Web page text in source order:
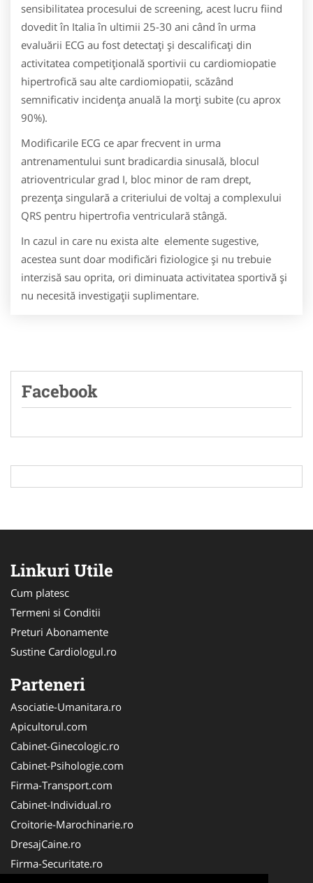
sensibilitatea procesului de screening, acest lucru fiind
dovedit în Italia în ultimii 25-30 ani când în urma
evaluării ECG au fost detectaţi şi descalificaţi din
activitatea competiţională sportivii cu cardiomiopatie
hipertrofică sau alte cardiomiopatii, scăzând
semnificativ incidenţa anuală la morţi subite (cu aprox
90%).
Modificarile ECG ce apar frecvent in urma
antrenamentului sunt bradicardia sinusală, blocul
atrioventricular grad I, bloc minor de ram drept,
prezenţa singulară a criteriului de voltaj a complexului
QRS pentru hipertrofia ventriculară stângă.
In cazul in care nu exista alte elemente sugestive,
acestea sunt doar modificări fiziologice şi nu trebuie
interzisă sau oprita, ori diminuata activitatea sportivă şi
nu necesită investigaţii suplimentare.
Facebook
Linkuri Utile
Cum platesc
Termeni si Conditii
Preturi Abonamente
Sustine Cardiologul.ro
Parteneri
Asociatie-Umanitara.ro
Apicultorul.com
Cabinet-Ginecologic.ro
Cabinet-Psihologie.com
Firma-Transport.com
Cabinet-Individual.ro
Croitorie-Marochinarie.ro
DresajCaine.ro
Firma-Securitate.ro